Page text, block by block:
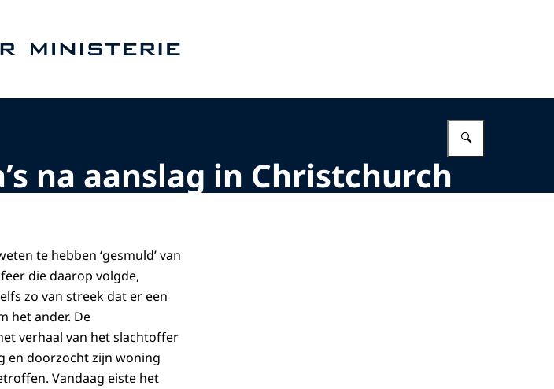
na aanslag in Christchurch
te hebben ‘gesmuld’ van
die daarop volgde,
zo van streek dat er een
het ander. De
verhaal van het slachtoffer
en doorzocht zijn woning
Vandaag eiste het